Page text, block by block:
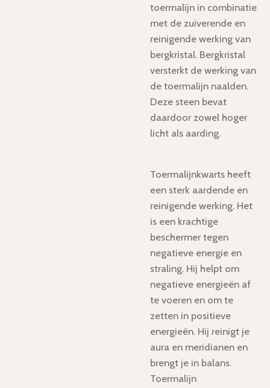
toermalijn in combinatie
met de zuiverende en
reinigende werking van
bergkristal. Bergkristal
versterkt de werking van
de toermalijn naalden.
Deze steen bevat
daardoor zowel hoger
licht als aarding.
Toermalijnkwarts heeft
een sterk aardende en
reinigende werking. Het
is een krachtige
beschermer tegen
negatieve energie en
straling. Hij helpt om
negatieve energieën af
te voeren en om te
zetten in positieve
energieën. Hij reinigt je
aura en meridianen en
brengt je in balans.
Toermalijn